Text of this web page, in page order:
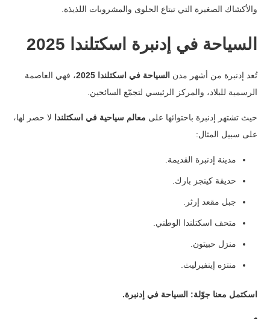
والأكشاك الصغيرة التي تبتاع الحلوى والمشروبات اللذيذة.
السياحة في إدنبرة اسكتلندا 2025
تُعد إدنبرة من أشهر مدن السياحة في اسكتلندا 2025
، فهي العاصمة
الرسمية للبلاد، والمركز الرئيسي لتجمّع السائحين.
حيث تشتهر إدنبرة باحتوائها على معالم سياحية في اسكتلندا لا حصر لها،
على سبيل المثال:
مدينة إدنبرة القديمة.
حديقة كينجز بارك.
جبل مقعد إرثر.
متحف اسكتلندا الوطني.
منزل حبيتون.
منتزه إينفيرليث.
اسكتمل معنا جوّلة: السياحة في إدنبرة.